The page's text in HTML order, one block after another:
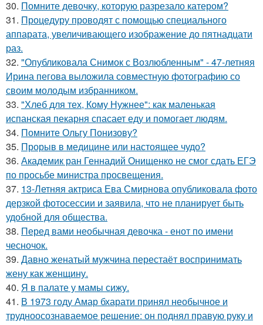
30. Помните девочку, которую разрезало катером?
31. Процедуру проводят с помощью специального
аппарата, увеличивающего изображение до пятнадцати
раз.
32. "Опубликовала Снимок с Возлюбленным" - 47-летняя
Ирина пегова выложила совместную фотографию со
своим молодым избранником.
33. "Хлеб для тех, Кому Нужнее": как маленькая
испанская пекарня спасает еду и помогает людям.
34. Помните Ольгу Понизову?
35. Прорыв в медицине или настоящее чудо?
36. Академик ран Геннадий Онищенко не смог сдать ЕГЭ
по просьбе министра просвещения.
37. 13-Летняя актриса Ева Смирнова опубликовала фото
дерзкой фотосессии и заявила, что не планирует быть
удобной для общества.
38. Перед вами необычная девочка - енот по имени
чесночок.
39. Давно женатый мужчина перестаёт воспринимать
жену как женщину.
40. Я в палате у мамы сижу.
41. В 1973 году Амар бхарати принял необычное и
трудноосознаваемое решение: он поднял правую руку и